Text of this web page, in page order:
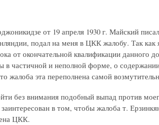
от 19 апреля 1930 г. Майский
подал на меня в ЦКК жалобу. Так как
от окончательной квалификации данного
в частичной и неполной форме, о
жалоба эта переполнена самой
без внимания подобный выпад против
в том, чтобы жалоба т.
ЦКК.